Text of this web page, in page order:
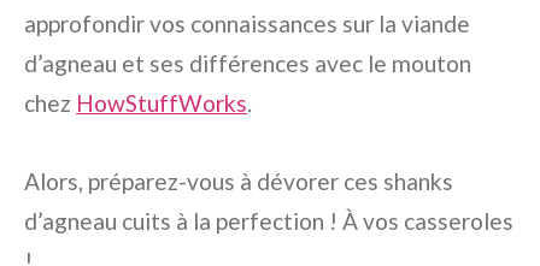
approfondir vos connaissances sur la viande
d’agneau et ses différences avec le mouton
chez HowStuffWorks.
Alors, préparez-vous à dévorer ces shanks
d’agneau cuits à la perfection ! À vos casseroles